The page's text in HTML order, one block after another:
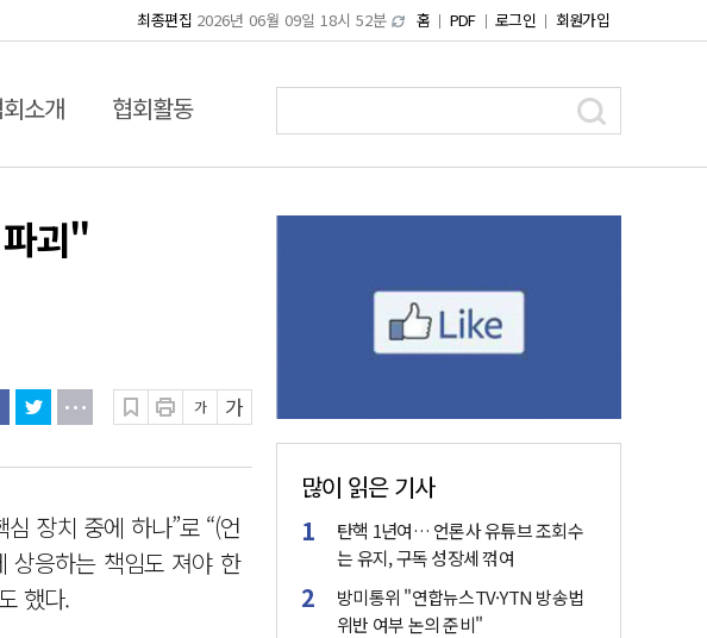
홈 PDF 로그인 회원가입
최종편집 2026년 06월 09일 18시 52분
소개 협회활동
괴"
가 가
장치 중에 하나”로 “(언
상응하는 책임도 져야 한
했다.
많이 읽은 기사
탄핵 1년여… 언론사 유튜브 조회수
는 유지, 구독 성장세 꺾여
방미통위 "연합뉴스TV·YTN 방송법
위반 여부 논의 준비"